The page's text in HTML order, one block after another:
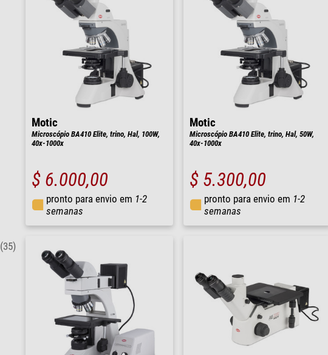
(35)
Motic
Microscópio BA410 Elite, trino, Hal, 100W,
40x-1000x
$ 6.000,00
pronto para envio em 1-2
semanas
Motic
Microscópio BA410 Elite, trino, Hal, 50W,
40x-1000x
$ 5.300,00
pronto para envio em 1-2
semanas